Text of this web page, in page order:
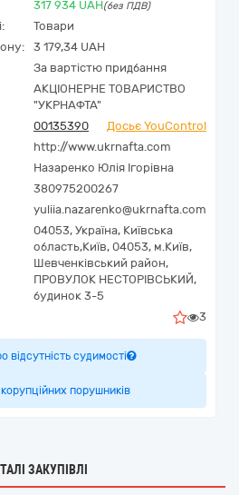
317 934 UAH(без ПДВ)
Товари
3 179,34 UAH
За вартістю придбання
АКЦІОНЕРНЕ ТОВАРИСТВО
"УКPНAФТА"
00135390
Досьє YouControl
http://www.ukrnafta.com
Назаренко Юлія Ігорівна
380975200267
yuliia.nazarenko@ukrnafta.com
04053, Україна, Київська
область,Київ, 04053, м.Київ,
Шевченківський район,
ПРОВУЛОК НЕСТОРІВСЬКИЙ,
будинок 3-5
3
відсутність судимості
порушників
ЗАКУПІВЛІ